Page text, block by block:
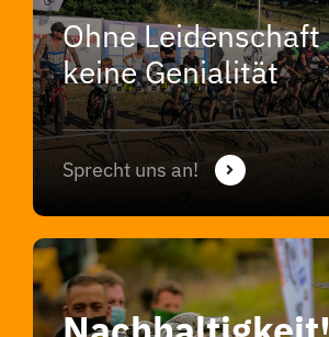
Ohne
keine Genialität
Sprecht uns an!